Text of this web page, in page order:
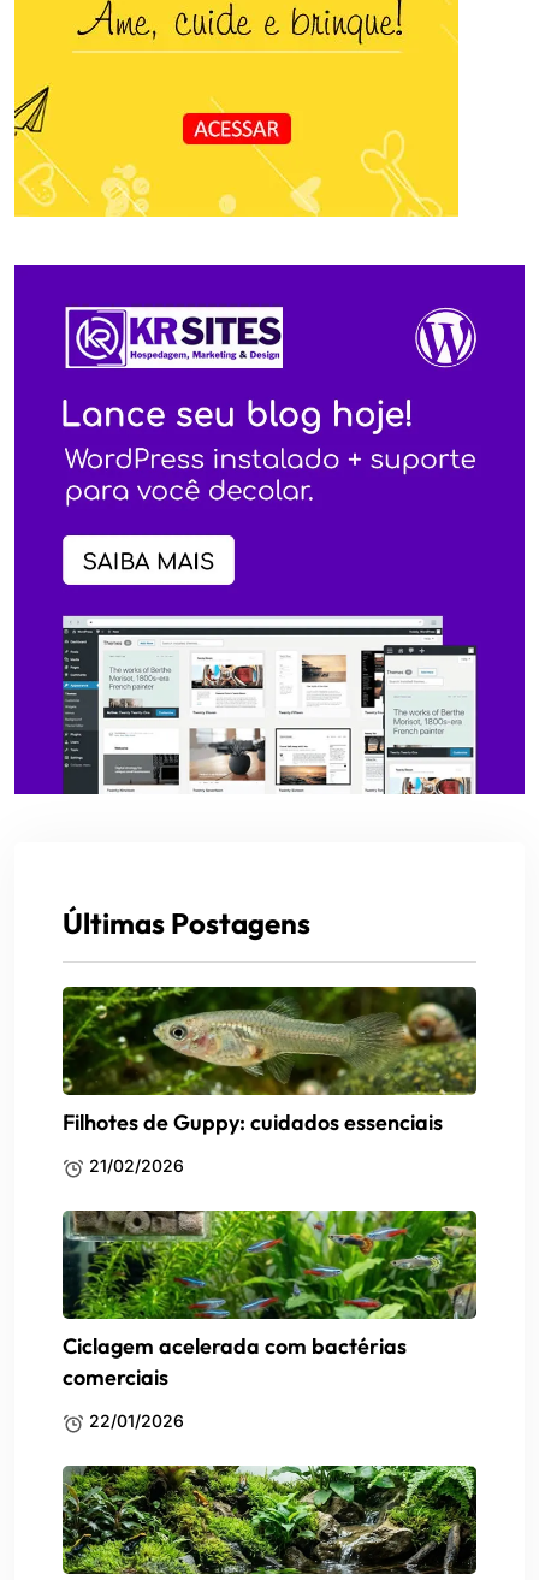
Últimas Postagens
Filhotes de Guppy: cuidados essenciais
21/02/2026
Ciclagem acelerada com bactérias
comerciais
22/01/2026